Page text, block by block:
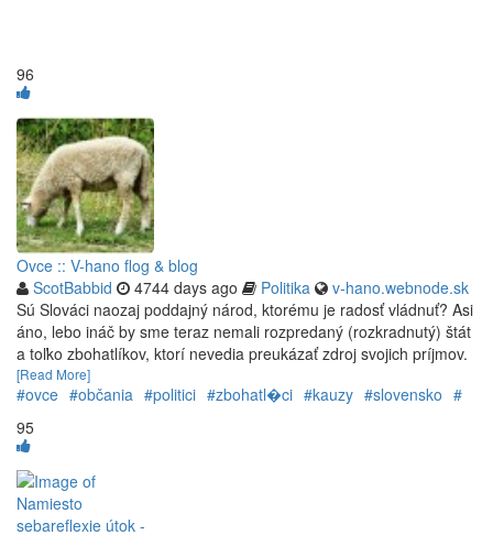
96
Ovce :: V-hano flog & blog
ScotBabbid
4744 days ago Politika
v-hano.webnode.sk
Sú Slováci naozaj poddajný národ, ktorému je radosť vládnuť? Asi
áno, lebo ináč by sme teraz nemali rozpredaný (rozkradnutý) štát
a toľko zbohatlíkov, ktorí nevedia preukázať zdroj svojich príjmov.
[Read More]
#ovce #občania #politici #zbohatl�ci #kauzy #slovensko #
95